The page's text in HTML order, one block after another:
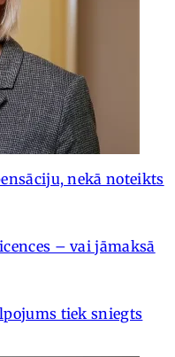
nekā noteikts
– vai jāmaksā
tiek sniegts